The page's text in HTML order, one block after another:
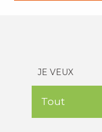
JE VEUX